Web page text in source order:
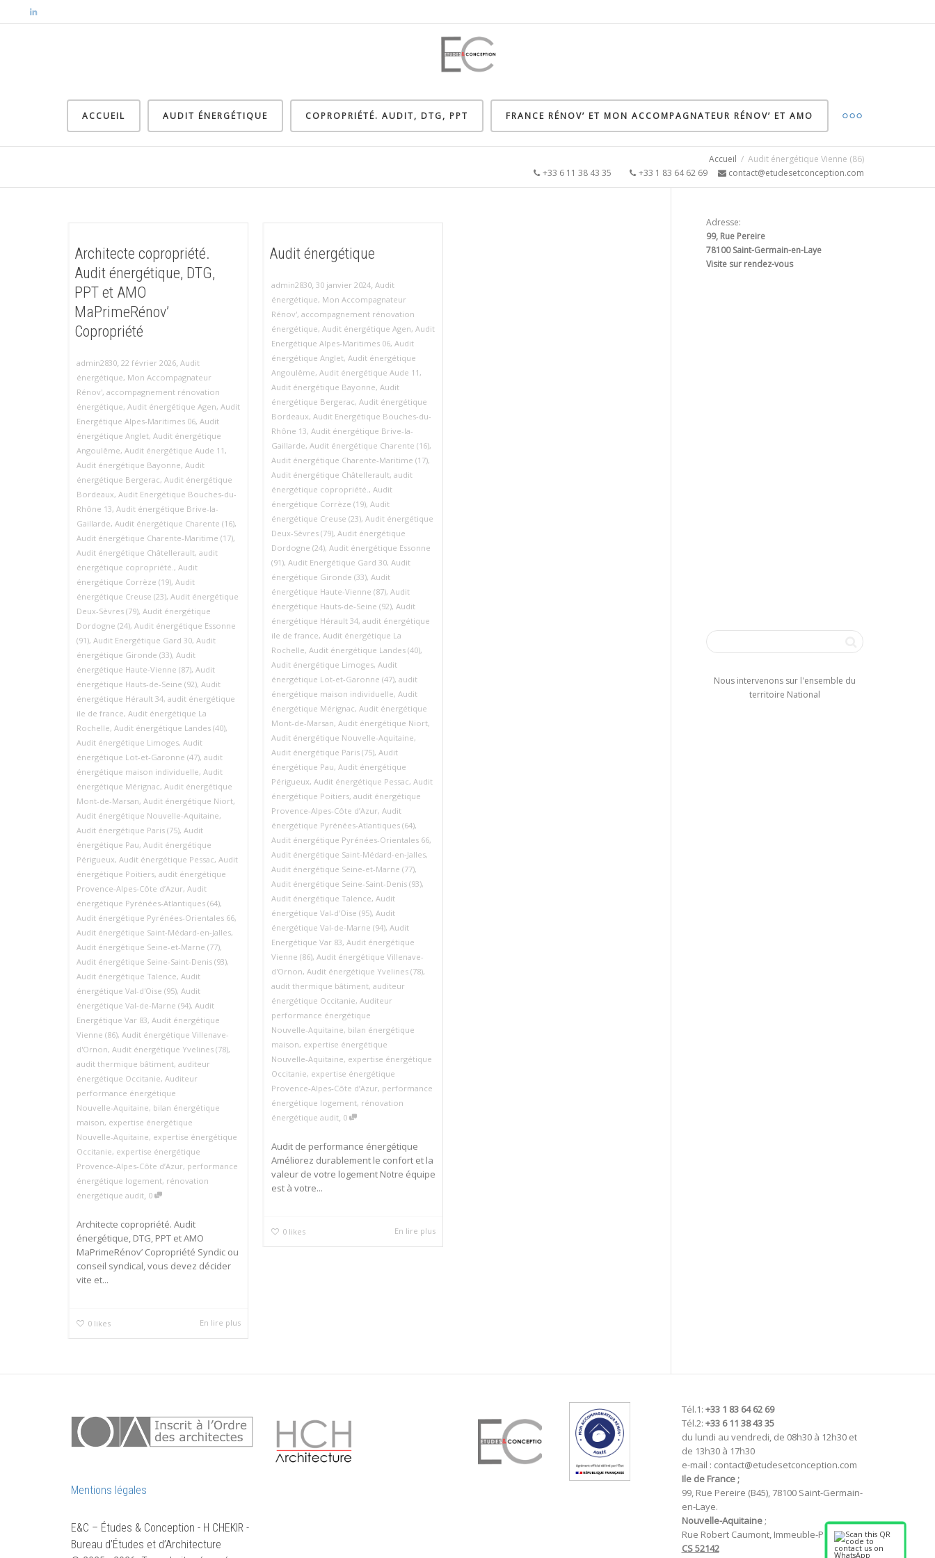
ACCUEIL AUDIT ÉNERGÉTIQUE COPROPRIÉTÉ. AUDIT, DTG, PPT FRANCE RÉNOV’ ET MON ACCOMPAGNATEUR RÉNOV’ ET AMO
Accueil
Audit énergétique Vienne (86)
+33 6 11 38 43 35
+33 1 83 64 62 69 contact@etudesetconception.com
Architecte copropriété.
Audit énergétique, DTG,
PPT et AMO
MaPrimeRénov’
Copropriété
admin2830, 22 février 2026, Audit
énergétique, Mon Accompagnateur
Rénov', accompagnement rénovation
énergétique, Audit énergétique Agen, Audit
Energétique Alpes-Maritimes 06, Audit
énergétique Anglet, Audit énergétique
Angoulême, Audit énergétique Aude 11 ,
Audit énergétique Bayonne, Audit
énergétique Bergerac, Audit énergétique
Bordeaux, Audit Energétique Bouches-du-
Rhône 13, Audit énergétique Brive-la-
Gaillarde, Audit énergétique Charente (16),
Audit énergétique Charente-Maritime (17),
Audit énergétique Châtellerault, audit
énergétique copropriété., Audit
énergétique Corrèze (19), Audit
énergétique Creuse (23), Audit énergétique
Deux-Sèvres (79), Audit énergétique
Dordogne (24), Audit énergétique Essonne
(91), Audit Energétique Gard 30, Audit
énergétique Gironde (33), Audit
énergétique Haute-Vienne (87), Audit
énergétique Hauts-de-Seine (92), Audit
énergétique Hérault 34, audit énergétique
ile de france, Audit énergétique La
Rochelle, Audit énergétique Landes (40),
Audit énergétique Limoges, Audit
énergétique Lot-et-Garonne (47), audit
énergétique maison individuelle, Audit
énergétique Mérignac, Audit énergétique
Mont-de-Marsan, Audit énergétique Niort,
Audit énergétique Nouvelle-Aquitaine,
Audit énergétique Paris (75), Audit
énergétique Pau, Audit énergétique
Périgueux, Audit énergétique Pessac, Audit
énergétique Poitiers, audit énergétique
Provence‑Alpes‑Côte d’Azur, Audit
énergétique Pyrénées-Atlantiques (64),
Audit énergétique Pyrénées-Orientales 66,
Audit énergétique Saint-Médard-en-Jalles,
Audit énergétique Seine-et-Marne (77),
Audit énergétique Seine-Saint-Denis (93),
Audit énergétique Talence, Audit
énergétique Val-d'Oise (95), Audit
énergétique Val-de-Marne (94), Audit
Energétique Var 83, Audit énergétique
Vienne (86), Audit énergétique Villenave-
d'Ornon, Audit énergétique Yvelines (78),
audit thermique bâtiment, auditeur
énergétique Occitanie, Auditeur
performance énergétique
Nouvelle‑Aquitaine, bilan énergétique
maison, expertise énergétique
Nouvelle‑Aquitaine, expertise énergétique
Occitanie, expertise énergétique
Provence‑Alpes‑Côte d’Azur, performance
énergétique logement, rénovation
énergétique audit, 0
Architecte copropriété. Audit
énergétique, DTG, PPT et AMO
MaPrimeRénov’ Copropriété Syndic ou
conseil syndical, vous devez décider
vite et...
0 likes En lire plus
Audit énergétique
admin2830, 30 janvier 2024, Audit
énergétique, Mon Accompagnateur
Rénov', accompagnement rénovation
énergétique, Audit énergétique Agen, Audit
Energétique Alpes-Maritimes 06, Audit
énergétique Anglet, Audit énergétique
Angoulême, Audit énergétique Aude 11 ,
Audit énergétique Bayonne, Audit
énergétique Bergerac, Audit énergétique
Bordeaux, Audit Energétique Bouches-du-
Rhône 13, Audit énergétique Brive-la-
Gaillarde, Audit énergétique Charente (16),
Audit énergétique Charente-Maritime (17),
Audit énergétique Châtellerault, audit
énergétique copropriété., Audit
énergétique Corrèze (19), Audit
énergétique Creuse (23), Audit énergétique
Deux-Sèvres (79), Audit énergétique
Dordogne (24), Audit énergétique Essonne
(91), Audit Energétique Gard 30, Audit
énergétique Gironde (33), Audit
énergétique Haute-Vienne (87), Audit
énergétique Hauts-de-Seine (92), Audit
énergétique Hérault 34, audit énergétique
ile de france, Audit énergétique La
Rochelle, Audit énergétique Landes (40),
Audit énergétique Limoges, Audit
énergétique Lot-et-Garonne (47), audit
énergétique maison individuelle, Audit
énergétique Mérignac, Audit énergétique
Mont-de-Marsan, Audit énergétique Niort,
Audit énergétique Nouvelle-Aquitaine,
Audit énergétique Paris (75), Audit
énergétique Pau, Audit énergétique
Périgueux, Audit énergétique Pessac, Audit
énergétique Poitiers, audit énergétique
Provence‑Alpes‑Côte d’Azur, Audit
énergétique Pyrénées-Atlantiques (64),
Audit énergétique Pyrénées-Orientales 66,
Audit énergétique Saint-Médard-en-Jalles,
Audit énergétique Seine-et-Marne (77),
Audit énergétique Seine-Saint-Denis (93),
Audit énergétique Talence, Audit
énergétique Val-d'Oise (95), Audit
énergétique Val-de-Marne (94), Audit
Energétique Var 83, Audit énergétique
Vienne (86), Audit énergétique Villenave-
d'Ornon, Audit énergétique Yvelines (78),
audit thermique bâtiment, auditeur
énergétique Occitanie, Auditeur
performance énergétique
Nouvelle‑Aquitaine, bilan énergétique
maison, expertise énergétique
Nouvelle‑Aquitaine, expertise énergétique
Occitanie, expertise énergétique
Provence‑Alpes‑Côte d’Azur, performance
énergétique logement, rénovation
énergétique audit, 0
Audit de performance énergétique
Améliorez durablement le confort et la
valeur de votre logement Notre équipe
est à votre...
0 likes En lire plus
Adresse:
99, Rue Pereire
78100 Saint-Germain-en-Laye
Visite sur rendez-vous
Nous intervenons sur l'ensemble du
territoire National
Mentions légales
E&C – Études & Conception - H CHEKIR -
Bureau d’Études et d’Architecture
Tél.1: +33 1 83 64 62 69
Tél.2: +33 6 11 38 43 35
du lundi au vendredi, de 08h30 à 12h30 et
de 13h30 à 17h30
e-mail : contact@etudesetconception.com
Ile de France ;
99, Rue Pereire (B45), 78100 Saint-Germain-
en-Laye.
Nouvelle-Aquitaine;
Rue Robert Caumont, Immeuble-P
CS 52142